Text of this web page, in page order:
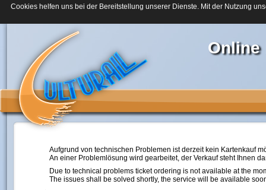
Cookies helfen uns bei der Bereitstellung unserer Dienste. Mit der Nutzung
Online
Aufgrund von technischen Problemen ist derzeit kein Kartenkauf
An einer Problemlösung wird gearbeitet, der Verkauf steht Ihnen
Due to technical problems ticket ordering is not available at the
The issues shall be solved shortly, the service will be available